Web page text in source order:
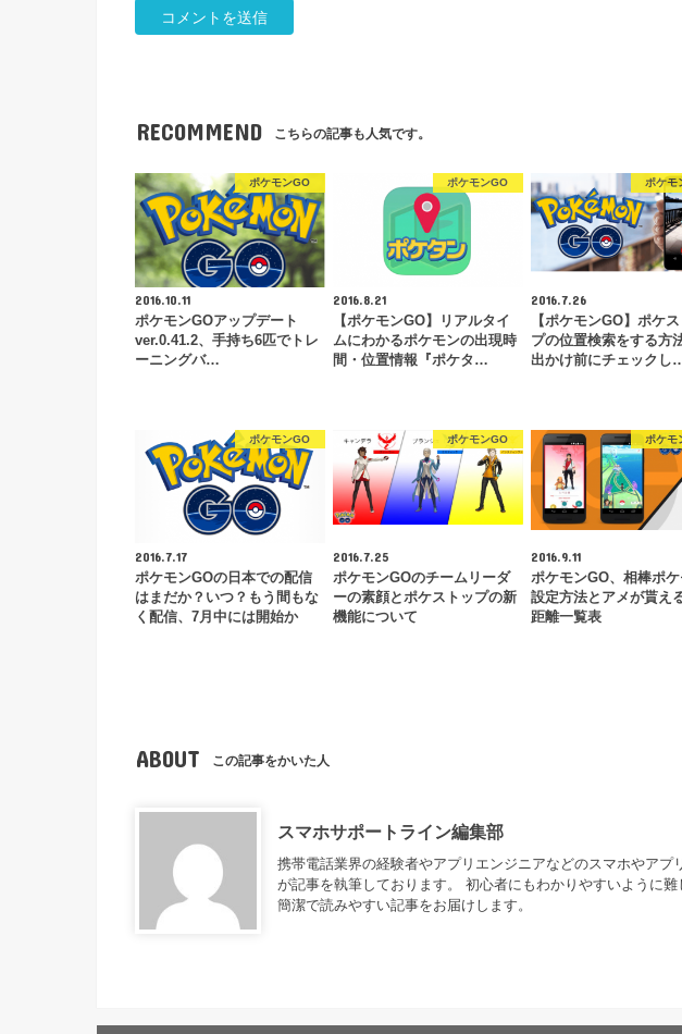
RECOMMEND こちらの記事も人気です。
ポケモンGO
2016.10.11
ポケモンGOアップデート
ver.0.41.2、手持ち6匹でトレ
ーニングバ…
ポケモンGO
2016.8.21
【ポケモンGO】リアルタイ
ムにわかるポケモンの出現時
間・位置情報『ポケタ…
ポケモ
2016.7.26
【ポケモンGO】ポケス
プの位置検索をする方
出かけ前にチェックし
ポケモンGO
2016.7.17
ポケモンGOの日本での配信
はまだか？いつ？もう間もな
く配信、7月中には開始か
ポケモンGO
2016.7.25
ポケモンGOのチームリーダ
ーの素顔とポケストップの新
機能について
ポケモ
2016.9.11
ポケモンGO、相棒ポ
設定方法とアメが貰え
距離一覧表
ABOUT この記事をかいた人
スマホサポートライン編集部
携帯電話業界の経験者やアプリエンジニアなどのスマホやアプ
が記事を執筆しております。 初心者にもわかりやすいように難
簡潔で読みやすい記事をお届けします。